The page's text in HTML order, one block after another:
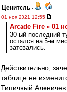
Ценитель -
01 ноя 2021 12:55
Arcade Fire » 01
30-ый последний
остался на 5-м
затевались.
Действительно,
таблице не
Типичный